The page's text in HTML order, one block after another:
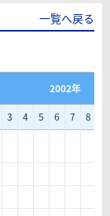
一覧へ戻る
2002年
3 4 5 6 7 8